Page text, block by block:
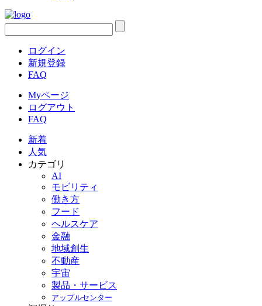
ログイン
新規登録
FAQ
Myページ
ログアウト
FAQ
新着
人気
カテゴリ
AI
モビリティ
働き方
フード
ヘルスケア
金融
地域創生
不動産
宇宙
製品・サービス
アップルセンター